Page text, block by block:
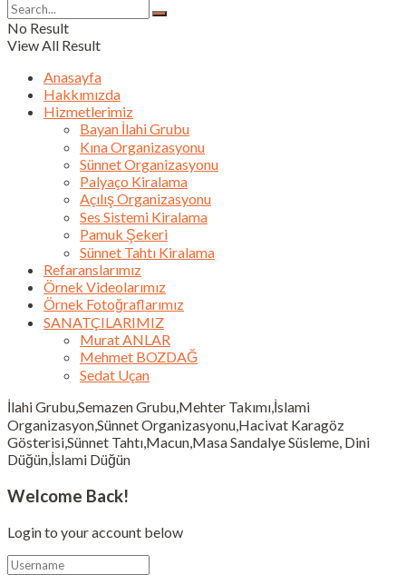
No Result
View All Result
Anasayfa
Hakkımızda
Hizmetlerimiz
Bayan İlahi Grubu
Kına Organizasyonu
Sünnet Organizasyonu
Palyaço Kiralama
Açılış Organizasyonu
Ses Sistemi Kiralama
Pamuk Şekeri
Sünnet Tahtı Kiralama
Refaranslarımız
Örnek Videolarımız
Örnek Fotoğraflarımız
SANATÇILARIMIZ
Murat ANLAR
Mehmet BOZDAĞ
Sedat Uçan
İlahi Grubu,Semazen Grubu,Mehter Takımı,İslami
Organizasyon,Sünnet Organizasyonu,Hacivat Karagöz
Gösterisi,Sünnet Tahtı,Macun,Masa Sandalye Süsleme, Dini
Düğün,İslami Düğün
Welcome Back!
Login to your account below